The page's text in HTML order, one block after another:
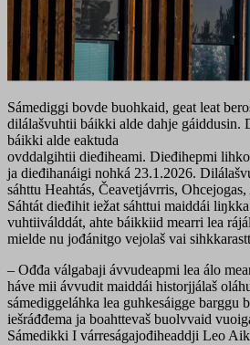
Sámediggi bovde buohkaid, geat leat
dilálašvuhtii báikki alde dahje gáiddusin.
báikki alde eaktuda
ovddalgihtii dieđiheami. Dieđihepmi
ja dieđihanáigi nohká 23.1.2026.
sáhttu Heahtás, Čeavetjávrris,
Sáhtát dieđihit iežat sáhttui maiddái
vuhtiiválddát, ahte báikkiid mearri lea
mielde nu jođánitgo vejolaš vai
– Ođđa válgabaji ávvudeapmi lea álo
háve mii ávvudit maiddái historjjálaš
sámediggeláhka lea guhkesáigge barggu
iešráđđema ja boahttevaš buolvvaid
Sámedikki I várreságajođiheaddji Leo